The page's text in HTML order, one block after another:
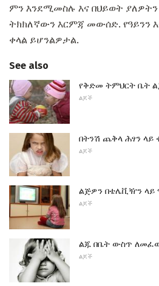
ምን እንደሚመስሉ እና በህይወት
ትክክለኛውን እርምጃ መውሰድ. የዓይንን
ቀላል ይሆንልዎታል.
See also
የቅድመ ትምህርት ቤት
ልጆች
በትንሽ ጨቅላ ሕፃን ላይ
ልጆች
ልጅዎን በቴሌቪዥን ላይ
ልጆች
ልጁ በቤት ውስጥ
ልጆች